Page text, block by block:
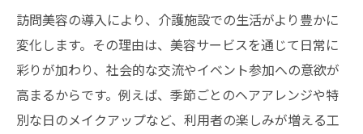
訪問美容の導入により、介護施設での生活がより豊かに
変化します。その理由は、美容サービスを通じて日常に
彩りが加わり、社会的な交流やイベント参加への意欲が
高まるからです。例えば、季節ごとのヘアアレンジや特
別な日のメイクアップなど、利用者の楽しみが増える工